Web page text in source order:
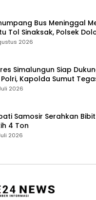
Bus Meninggal
Tol Sinaksak, Polsek
Gerak Cepat Olah
2026
Simalungun Siap
Polri, Kapolda Sumut
Penguatan
2026
Samosir Serahkan
4 Ton
2026